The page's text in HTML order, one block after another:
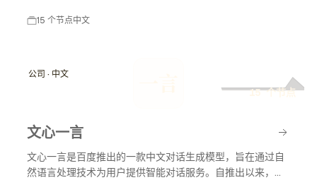
15 个节点中文
一
公司 · 中文
15 个节点
文心一言
文心一言是百度推出的一款中文对话生成模型，旨在通过自
然语言处理技术为用户提供智能对话服务。自推出以来，文